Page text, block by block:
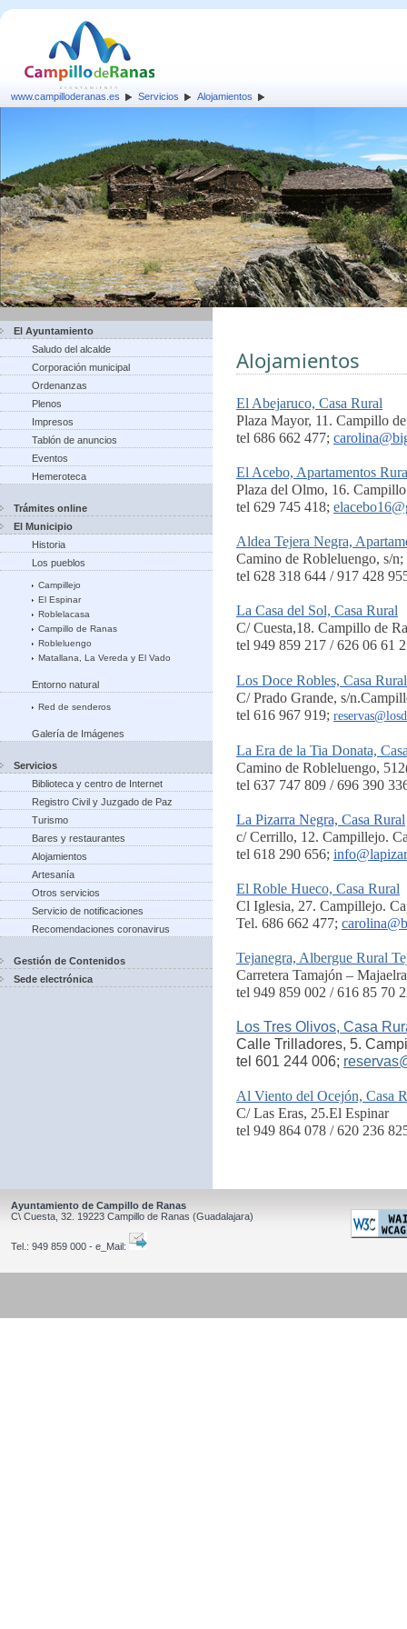
www.campilloderanas.es Servicios Alojamientos
El Ayuntamiento
Saludo del alcalde
Corporación municipal
Ordenanzas
Plenos
Impresos
Tablón de anuncios
Eventos
Hemeroteca
Trámites online
El Municipio
Historia
Los pueblos
Campillejo
El Espinar
Roblelacasa
Campillo de Ranas
Robleluengo
Matallana, La Vereda y El Vado
Entorno natural
Red de senderos
Galería de Imágenes
Servicios
Biblioteca y centro de Internet
Registro Civil y Juzgado de Paz
Turismo
Bares y restaurantes
Alojamientos
Artesanía
Otros servicios
Servicio de notificaciones
Recomendaciones coronavirus
Gestión de Contenidos
Sede electrónica
Alojamientos
El Abejaruco, Casa Rural
Plaza Mayor, 11. Campillo
tel 686 662 477;
El Acebo, Apartamentos
Plaza del Olmo, 16.
tel 629 745 418;
Aldea Tejera Negra,
Camino de Robleluengo, s/
tel 628 318 644 / 917 428
La Casa del Sol, Casa Rural
C/ Cuesta,18. Campillo de
tel 949 859 217 / 626 06 61
Los Doce Robles, Casa Rural
C/ Prado Grande, s/
tel 616 967 919;
La Era de la Tia Donata,
Camino de Robleluengo,
tel 637 747 809 / 696 390
La Pizarra Negra, Casa Rural
c/ Cerrillo, 12. Campillejo.
tel 618 290 656;
El Roble Hueco, Casa Rural
Cl Iglesia, 27. Campillejo.
Tel. 686 662 477;
Tejanegra, Albergue Rural
Carretera Tamajón –
tel 949 859 002 / 616 85 70
Los Tres Olivos, Casa
Calle Trilladores, 5.
tel 601 244 006;
Al Viento del Ocejón, Casa
C/ Las Eras, 25.El Espinar
tel 949 864 078 / 620 236
Ayuntamiento de Campillo de Ranas
C\ Cuesta, 32. 19223 Campillo de Ranas (Guadalajara)
Tel.: 949 859 000 - e_Mail: